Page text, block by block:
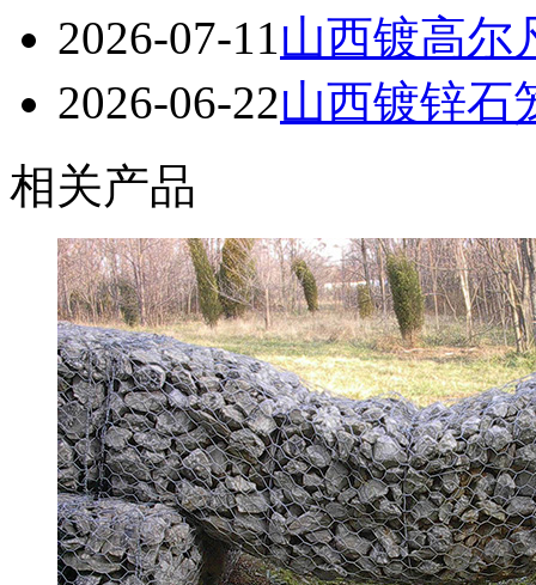
2026-07-11山西镀高尔
2026-06-22山西镀锌石
相关产品